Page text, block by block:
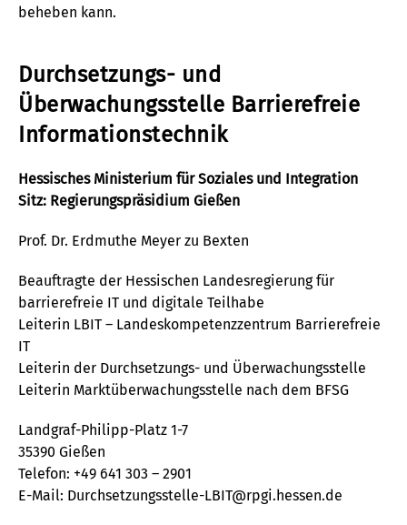
beheben kann.
Durchsetzungs- und
Überwachungsstelle Barrierefreie
Informationstechnik
Hessisches Ministerium für Soziales und Integration
Sitz: Regierungspräsidium Gießen
Prof. Dr. Erdmuthe Meyer zu Bexten
Beauftragte der Hessischen Landesregierung für
barrierefreie IT und digitale Teilhabe
Leiterin LBIT – Landeskompetenzzentrum Barrierefreie
IT
Leiterin der Durchsetzungs- und Überwachungsstelle
Leiterin Marktüberwachungsstelle nach dem BFSG
Landgraf-Philipp-Platz 1-7
35390 Gießen
Telefon: +49 641 303 – 2901
E-Mail: Durchsetzungsstelle-LBIT@rpgi.hessen.de